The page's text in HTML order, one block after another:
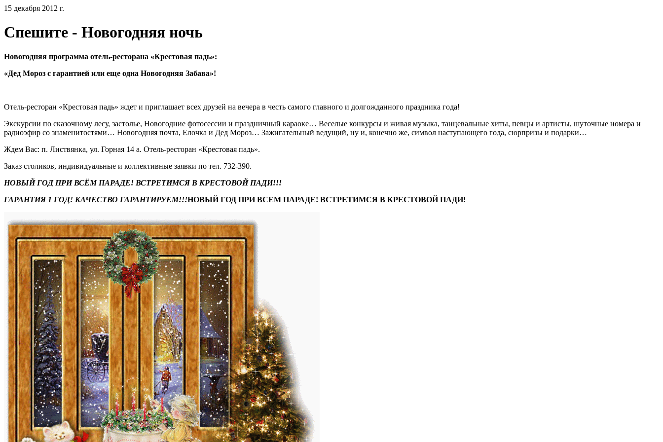
15 декабря 2012 г.
Спешите - Новогодняя ночь
Новогодняя программа отель-ресторана «Крестовая падь»:
«Дед Мороз с гарантией или еще одна Новогодняя Забава»!
Отель-ресторан «Крестовая падь» ждет и приглашает всех друзей на вечера в честь самого главного и долгожданного праздника года!
Экскурсии по сказочному лесу, застолье, Новогодние фотосессии и праздничный караоке… Веселые конкурсы и живая музыка, танцевальные хиты, певцы и артисты, шуточные номера и
радиоэфир со знаменитостями… Новогодняя почта, Елочка и Дед Мороз… Зажигательный ведущий, ну и, конечно же, символ наступающего года, сюрпризы и подарки…
Ждем Вас: п. Листвянка, ул. Горная 14 а. Отель-ресторан «Крестовая падь».
Заказ столиков, индивидуальные и коллективные заявки по тел. 732-390.
НОВЫЙ ГОД ПРИ ВСЁМ ПАРАДЕ! ВСТРЕТИМСЯ В КРЕСТОВОЙ ПАДИ!!!
ГАРАНТИЯ 1 ГОД! КАЧЕСТВО ГАРАНТИРУЕМ!!!НОВЫЙ ГОД ПРИ ВСЕМ ПАРАДЕ! ВСТРЕТИМСЯ В КРЕСТОВОЙ ПАДИ!